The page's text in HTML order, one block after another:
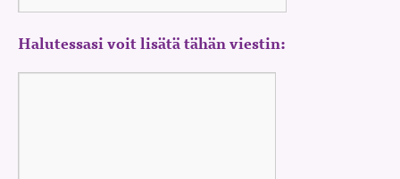
Halutessasi voit lisätä tähän viestin: